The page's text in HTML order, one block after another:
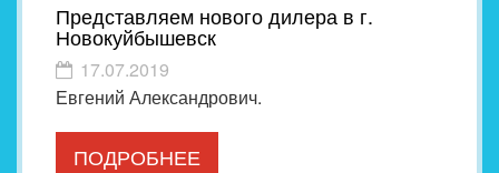
Представляем нового дилера в г.
Новокуйбышевск
17.07.2019
Евгений Александрович.
ПОДРОБНЕЕ